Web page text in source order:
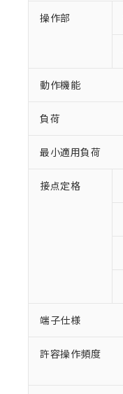
操作部
動作機能
負荷
最小適用負荷
接点定格
端子仕様
許容操作頻度